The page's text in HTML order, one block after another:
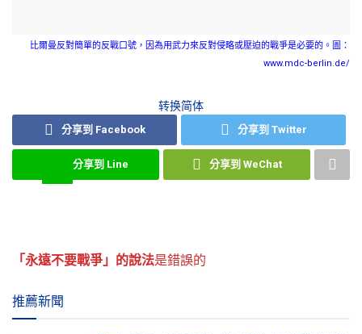
比爾曼反對簡單的反戰口號，因為用武力來反對侵略或壓迫的戰爭是必要的。圖：
www.mdc-berlin.de/
转换简体
分享到 Facebook 分享到 Twitter
分享到 Line 分享到 WeChat
「永遠不要戰爭」的說法是錯誤的
推薦新聞